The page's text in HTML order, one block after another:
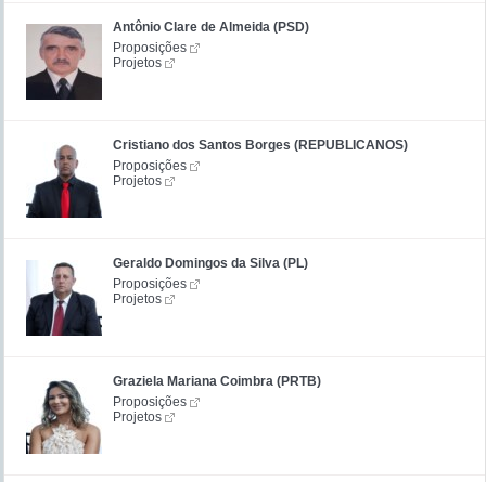
Antônio Clare de Almeida (PSD)
Proposições
Projetos
Cristiano dos Santos Borges (REPUBLICANOS)
Proposições
Projetos
Geraldo Domingos da Silva (PL)
Proposições
Projetos
Graziela Mariana Coimbra (PRTB)
Proposições
Projetos